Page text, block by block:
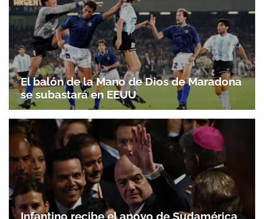
El balón de la Mano de Dios de Maradona
se subastará en EEUU
Infantino recibe el apoyo de Sudamérica